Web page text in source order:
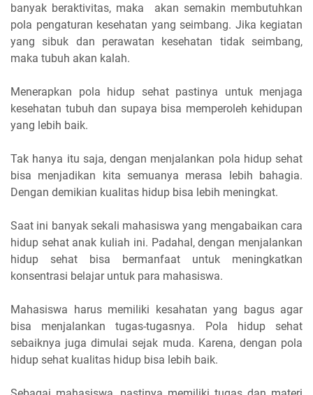
banyak beraktivitas, maka akan semakin membutuhkan
pola pengaturan kesehatan yang seimbang. Jika kegiatan
yang sibuk dan perawatan kesehatan tidak seimbang,
maka tubuh akan kalah.
Menerapkan pola hidup sehat pastinya untuk menjaga
kesehatan tubuh dan supaya bisa memperoleh kehidupan
yang lebih baik.
Tak hanya itu saja, dengan menjalankan pola hidup sehat
bisa menjadikan kita semuanya merasa lebih bahagia.
Dengan demikian kualitas hidup bisa lebih meningkat.
Saat ini banyak sekali mahasiswa yang mengabaikan cara
hidup sehat anak kuliah ini. Padahal, dengan menjalankan
hidup sehat bisa bermanfaat untuk meningkatkan
konsentrasi belajar untuk para mahasiswa.
Mahasiswa harus memiliki kesahatan yang bagus agar
bisa menjalankan tugas-tugasnya. Pola hidup sehat
sebaiknya juga dimulai sejak muda. Karena, dengan pola
hidup sehat kualitas hidup bisa lebih baik.